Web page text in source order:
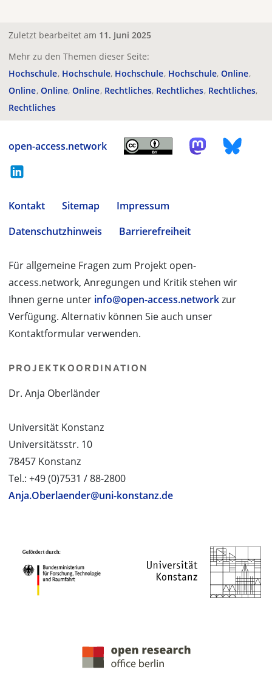
Zuletzt bearbeitet am 11. Juni 2025
Mehr zu den Themen dieser Seite:
Hochschule Hochschule Hochschule Hochschule Online
Online Online Online Rechtliches Rechtliches Rechtliches
Rechtliches
open-access.network
Kontakt Sitemap
Impressum
Datenschutzhinweis
Barrierefreiheit
Für allgemeine Fragen zum Projekt open-
access.network, Anregungen und Kritik stehen wir
Ihnen gerne unter info@open-access.networkzur
Verfügung. Alternativ können Sie auch unser
Kontaktformular verwenden.
PROJEKTKOORDINATION
Dr. Anja Oberländer
Universität Konstanz
Universitätsstr. 10
78457 Konstanz
Tel.: +49 (0)7531 / 88-2800
Anja.Oberlaender@uni-konstanz.de